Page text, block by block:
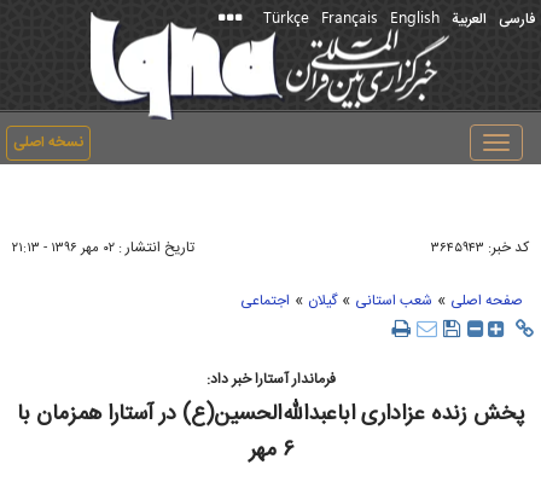
فارسی العربیة English
Français
Türkçe
نسخه اصلی
Toggle
navigation
کد خبر: ۳۶۴۵۹۴۳ تاریخ انتشار : ۰۲ مهر ۱۳۹۶ - ۲۱:۱۳
صفحه اصلی » شعب استانی »گیلان » اجتماعی
فرماندار آستارا خبر داد:
پخش زنده عزاداری اباعبدالله الحسین(ع) در آستارا همزمان با
۶ مهر